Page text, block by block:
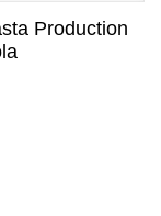
Production